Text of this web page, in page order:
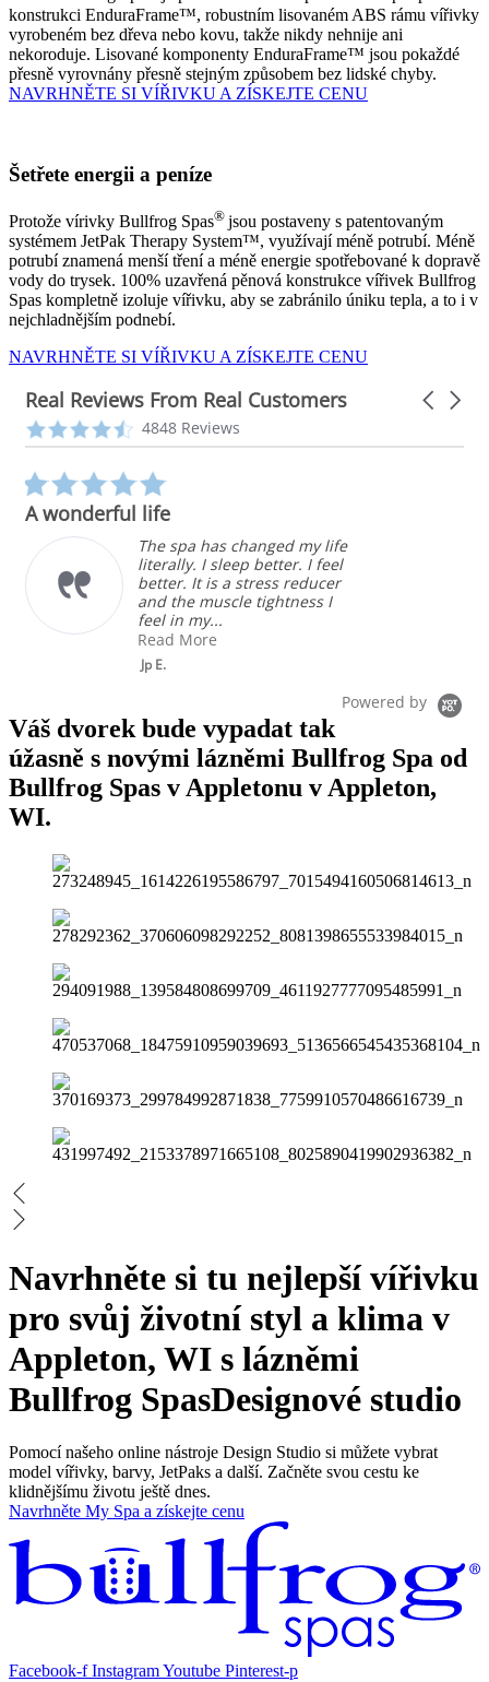
konstrukci EnduraFrame™, robustním lisovaném ABS rámu vířivky
vyrobeném bez dřeva nebo kovu, takže nikdy nehnije ani
nekoroduje. Lisované komponenty EnduraFrame™ jsou pokaždé
přesně vyrovnány přesně stejným způsobem bez lidské chyby.
NAVRHNĚTE SI VÍŘIVKU A ZÍSKEJTE CENU
Šetřete energii a peníze
Protože vírivky Bullfrog Spas® jsou postaveny s patentovaným
systémem JetPak Therapy System™, využívají méně potrubí. Méně
potrubí znamená menší tření a méně energie spotřebované k dopravě
vody do trysek. 100% uzavřená pěnová konstrukce vířivek Bullfrog
Spas kompletně izoluje vířivku, aby se zabránilo úniku tepla, a to i v
nejchladnějším podnebí.
NAVRHNĚTE SI VÍŘIVKU A ZÍSKEJTE CENU
Real Reviews From Real Customers
Reviews
carousel
Carousel
4.3
star
4848 Reviews
rating
A wonderful life
The spa has changed my life
literally. I sleep better. I feel
better. It is a stress reducer
and the muscle tightness I
feel in my...
Read More
Jp E.
Powered by
Váš dvorek bude vypadat tak
úžasně s novými lázněmi Bullfrog Spa od
Bullfrog Spas v Appletonu v Appleton,
WI.
Navrhněte si tu nejlepší vířivku
pro svůj životní styl a klima v
Appleton, WI s lázněmi
Bullfrog SpasDesignové studio
Pomocí našeho online nástroje Design Studio si můžete vybrat
model vířivky, barvy, JetPaks a další. Začněte svou cestu ke
klidnějšímu životu ještě dnes.
Navrhněte My Spa a získejte cenu
Facebook-f InstagramYoutube Pinterest-p